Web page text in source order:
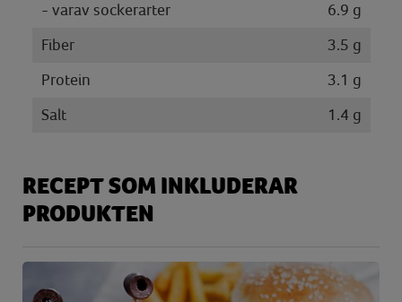
- varav sockerarter
6.9 g
Fiber
3.5 g
Protein
3.1 g
Salt
1.4 g
RECEPT SOM INKLUDERAR
PRODUKTEN